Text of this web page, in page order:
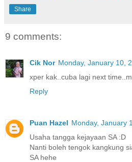
Share
9 comments:
Cik Nor Monday, January 10,
xper kak..cuba lagi next
Reply
Puan Hazel Monday, January
Usaha tangga kejayaan SA :D
Nanti boleh tengok kangkung
SA hehe